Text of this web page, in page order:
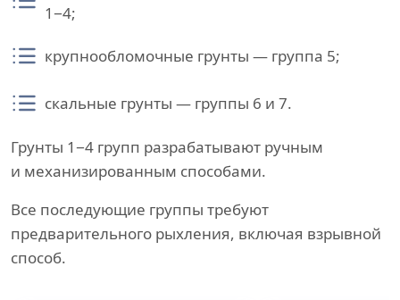
1−4;
крупнообломочные грунты — группа 5;
скальные грунты — группы 6 и 7.
Грунты 1−4 групп разрабатывают ручным
и механизированным способами.
Все последующие группы требуют
предварительного рыхления, включая взрывной
способ.